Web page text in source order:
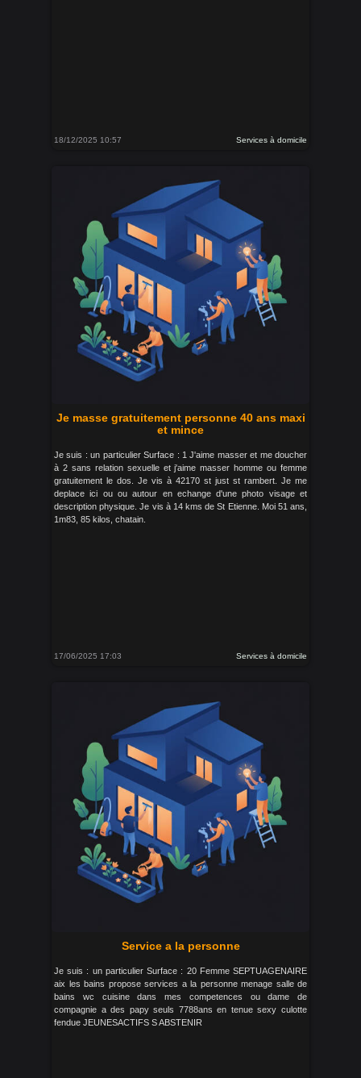
18/12/2025 10:57 Services à domicile
Je masse gratuitement personne 40 ans maxi
et mince
Je suis : un particulier Surface : 1 J'aime masser et me doucher
à 2 sans relation sexuelle et j'aime masser homme ou femme
gratuitement le dos. Je vis à 42170 st just st rambert. Je me
deplace ici ou ou autour en echange d'une photo visage et
description physique. Je vis à 14 kms de St Etienne. Moi 51 ans,
1m83, 85 kilos, chatain.
17/06/2025 17:03 Services à domicile
Service a la personne
Je suis : un particulier Surface : 20 Femme SEPTUAGENAIRE
aix les bains propose services a la personne menage salle de
bains wc cuisine dans mes competences ou dame de
compagnie a des papy seuls 7788ans en tenue sexy culotte
fendue JEUNESACTIFS S ABSTENIR